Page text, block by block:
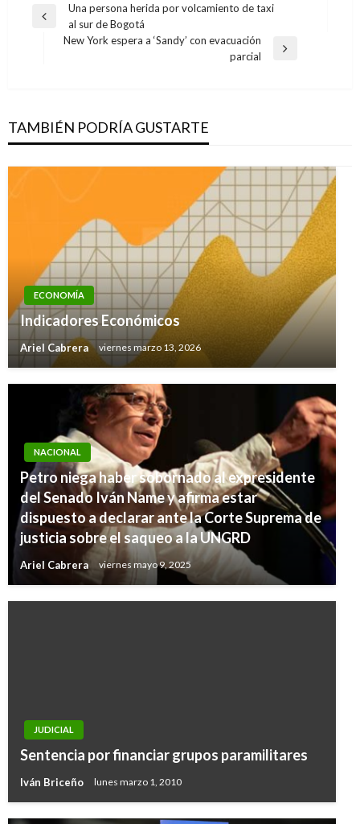
Navegación
Entrada
anterior
Una persona herida por volcamiento de taxi
al sur de Bogotá
New York espera a ‘Sandy’ con evacuación
parcial
TAMBIÉN PODRÍA GUSTARTE
ECONOMÍA
Indicadores Económicos
Ariel Cabrera viernes marzo 13, 2026
NACIONAL
Petro niega haber sobornado al expresidente
del Senado Iván Name y afirma estar
dispuesto a declarar ante la Corte Suprema de
justicia sobre el saqueo a la UNGRD
Ariel Cabrera viernes mayo 9, 2025
JUDICIAL
Sentencia por financiar grupos paramilitares
Iván Briceño lunes marzo 1, 2010